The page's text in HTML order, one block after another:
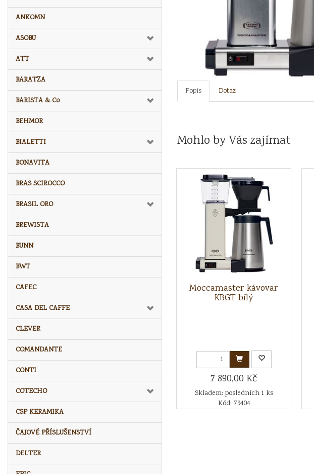
ANKOMN
ASOBU
ATT
BARATZA
BARISTA & Co
BEHMOR
BIALETTI
BONAVITA
BRAS SCIROCCO
BRASIL ORO
BREWISTA
BUNN
BWT
CAFEC
CASA DEL CAFFE
CLEVER
COMANDANTE
CONTI
COTECHO
CSP KERAMIKA
ČAJOVÉ PŘÍSLUŠENSTVÍ
DELTER
Popis Dotaz
Mohlo by Vás zajímat
Moccamaster kávovar
KBGT bílý
7 890,00 Kč
Skladem: posledních 1 ks
Kód: 79404